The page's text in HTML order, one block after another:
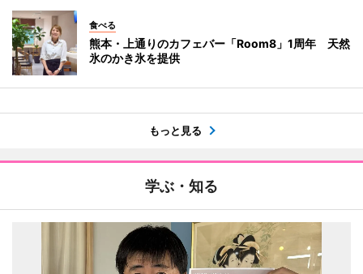
食べる
熊本・上通りのカフェバー「Room8」1周年 天然
氷のかき氷を提供
もっと見る
学ぶ・知る